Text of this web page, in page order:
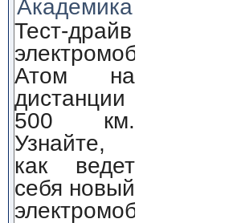
Академика
Тест-драйв
электромобиля
Атом на
дистанции
500 км.
Узнайте,
как ведет
себя новый
электромобиль